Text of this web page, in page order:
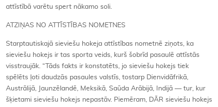
attīstībā varētu spert nākamo soli.
ATZIŅAS NO ATTĪSTĪBAS NOMETNES
Starptautiskajā sieviešu hokeja attīstības nometnē ziņots, ka
sieviešu hokejs ir tas sporta veids, kurš šobrīd pasaulē attīstās
visstraujāk. “Tāds fakts ir konstatēts, jo sieviešu hokejs tiek
spēlēts ļoti daudzās pasaules valstīs, tostarp Dienvidāfrikā,
Austrālijā, Jaunzēlandē, Meksikā, Saūda Arābijā, Indijā — tur, kur
šķietami sieviešu hokejs nepastāv. Piemēram, DĀR sieviešu hokejs